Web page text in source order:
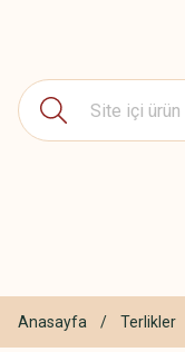
Anasayfa Terlikler